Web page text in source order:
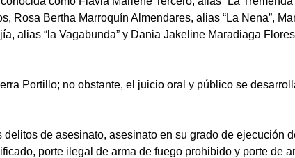
Rosa Bertha Marroquín Almendares, alias “La Nena”,
alias “la Vagabunda” y Dania Jakeline Maradiaga
Portillo; no obstante, el juicio oral y público se
de asesinato, asesinato en su grado de ejecución
porte ilegal de arma de fuego prohibido y porte de